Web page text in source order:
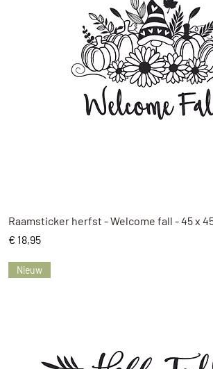
Snel overzicht
Raamsticker herfst - Welcome fall - 45 x
Prijs
€ 18,95
Nieuw